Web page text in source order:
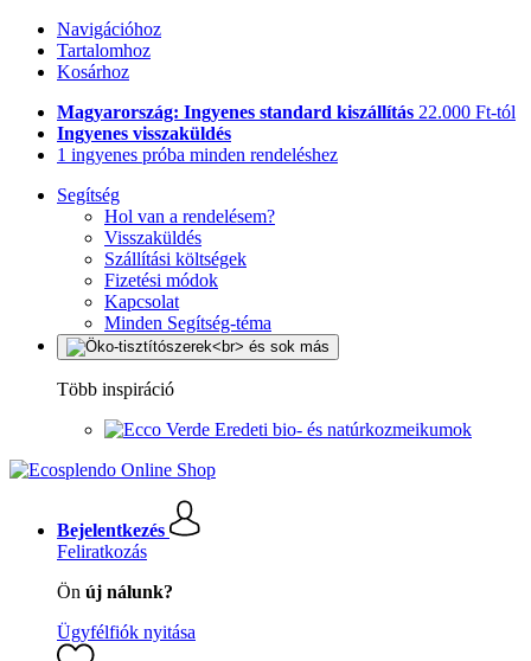
Navigációhoz
Tartalomhoz
Kosárhoz
Magyarország: Ingyenes standard kiszállítás 22.000 Ft-tól
Ingyenes visszaküldés
1 ingyenes próba minden rendeléshez
Segítség
Hol van a rendelésem?
Visszaküldés
Szállítási költségek
Fizetési módok
Kapcsolat
Minden Segítség-téma
Több inspiráció
Eredeti bio- és natúrkozmeikumok
Bejelentkezés
Feliratkozás
Ön új nálunk?
Ügyfélfiók nyitása